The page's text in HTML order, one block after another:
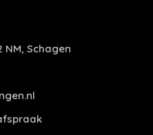
NM, Schagen